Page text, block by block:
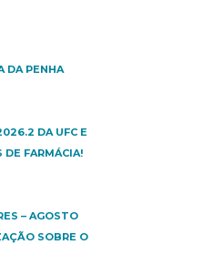
DA PENHA
DA UFC E
DE FARMÁCIA!
– AGOSTO
SOBRE O